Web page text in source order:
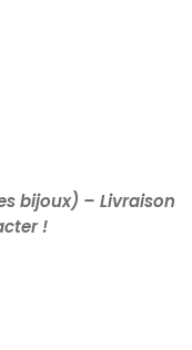
bijoux) – Livraison
!